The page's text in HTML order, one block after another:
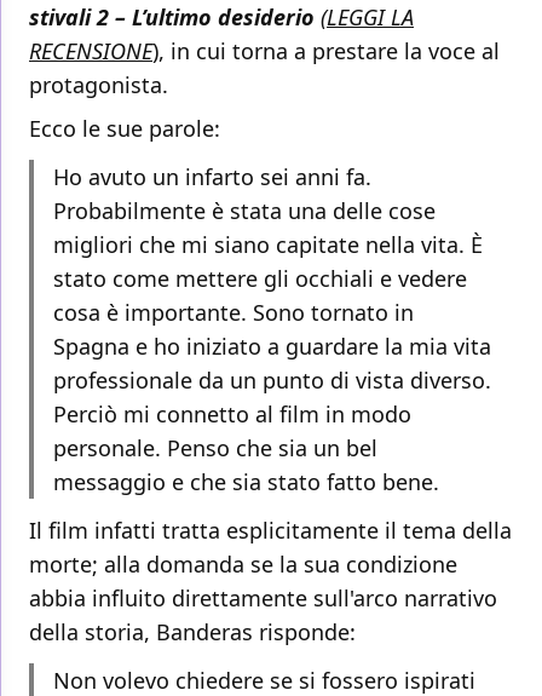
stivali 2 – L’ultimo desiderio (LEGGI LA
RECENSIONE), in cui torna a prestare la voce al
protagonista.
Ecco le sue parole:
Ho avuto un infarto sei anni fa.
Probabilmente è stata una delle cose
migliori che mi siano capitate nella vita. È
stato come mettere gli occhiali e vedere
cosa è importante. Sono tornato in
Spagna e ho iniziato a guardare la mia vita
professionale da un punto di vista diverso.
Perciò mi connetto al film in modo
personale. Penso che sia un bel
messaggio e che sia stato fatto bene.
Il film infatti tratta esplicitamente il tema della
morte; alla domanda se la sua condizione
abbia influito direttamente sull'arco narrativo
della storia, Banderas risponde:
Non volevo chiedere se si fossero ispirati